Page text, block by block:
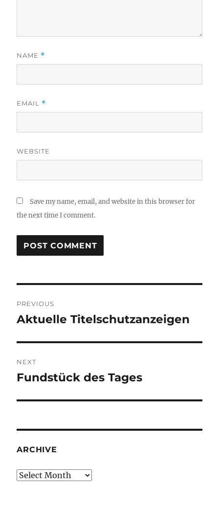
NAME *
EMAIL *
WEBSITE
Save my name, email, and website in this browser for
the next time I comment.
navigation
PREVIOUS
Previous
Aktuelle Titelschutzanzeigen
NEXT
Next
Fundstück des Tages
ARCHIVE
Archive